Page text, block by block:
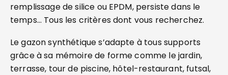
remplissage de silice ou EPDM, persiste dans le
temps… Tous les critères dont vous recherchez.
Le gazon synthétique s’adapte à tous supports
grâce à sa mémoire de forme comme le jardin,
terrasse, tour de piscine, hôtel-restaurant, futsal,